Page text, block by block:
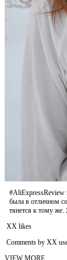
#AliExpressReview
была в отличном
тянется к тому же.
XX likes
Comments by XX
VIEW MORE